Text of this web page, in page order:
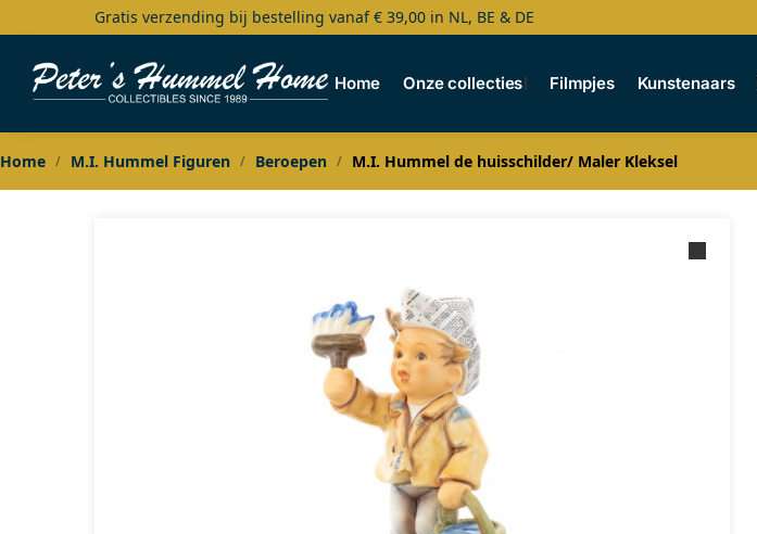
Gratis verzending bij bestelling vanaf € 39,00 in NL, BE & DE
Home Onze collecties Filmpjes Kunstenaars
Search
Home / M.I. Hummel Figuren / Beroepen / M.I. Hummel de huisschilder/ Maler Kleksel